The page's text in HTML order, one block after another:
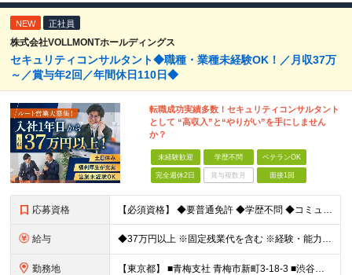
NEW 正社員
株式会社VOLLMONTホールディングス
セキュリティコンサルタント◆職種・業種未経験OK！／月収37万
～／賞与年2回／年間休日110日◆
転職成功実績多数！セキュリティコンサルタント
として “高収入”と“やりがい”を手にしません
か？
未経験歓迎 学歴不問 ベテランOK
完全週休2日 賞与複数月 面接1回
応募資格 【必須資格】 ◆要普通免許 ◆学歴不問 ◆コミュニケーション能力に自信のある方 ⇒お客様との関係をより良いものにしてください◎ ◆計画性を持って積極的に行動できる方 ⇒先のことを考えてお客様
給与 ◆37万円以上 ※固定残業代を含む ※経験・能力を考慮 ※決算賞与あり 【固定残業代】14万円/45時間 ※固定残業代は残業がない場合も支給し、超過分は別途支給する ※超過分は別途全額支給 ・一律手
勤務地 【東京都】 ■青梅支社 青梅市新町3-18-3 ■渋谷支社 渋谷区渋谷1-6-5 ■新宿支社 新宿区新宿3-11-10 ■池袋支社 豊島区東池袋1-35-5 ■両国支社 墨田区江東橋1-12-8KDビ